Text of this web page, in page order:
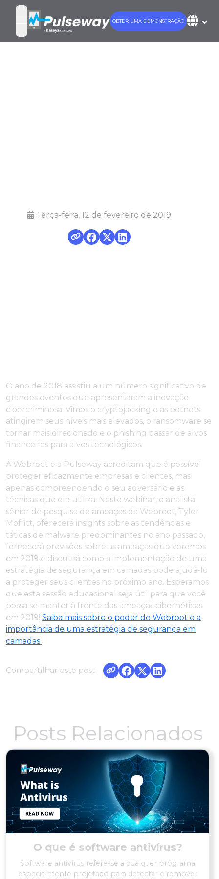
open navigation menu
OBTER UMA DEMONSTRAÇÃO
Terça-feira, 12 de fevereiro de 2019
O ano de 2018 assistiu a um número significativo de
grandes eventos que apresentaram a inovação
cibercriminosa. Vimos o cryptojacking e as botnets
atingirem seus níveis mais elevados, o ransomware se
tornar mais direcionado e o phishing passar de alvos
financeiros para alvos tecnológicos.
A Webroot e a Pulseway acreditam que é possível
proteger eficazmente empresas e clientes, mas
apenas compreendendo o seu adversário e as
técnicas que ele utiliza. Neste webinar, o analista
sênior de pesquisa de ameaças da Webroot, Tyler
Moffitt, oferecerá insights sobre as tendências e
táticas de malware predominantes no ano passado,
fornecerá previsões sobre as ameaças que veremos
em 2019 e discutirá como a implementação de uma
estratégia de segurança em camadas pode ajudá-lo
a proteger seus clientes no próximo ano. Esperamos
que esta sessão educacional seja útil para que você
possa se manter à frente das ameaças cibernéticas
em 2019! Saiba mais sobre o poder do Webroot e a
importância de uma estratégia de segurança em
camadas.
Compartilhar este post
Posts Relacionados
O que é software antivírus?
Software antivírus refere-se a qualquer programa
especialmente projetado para detectar e remover